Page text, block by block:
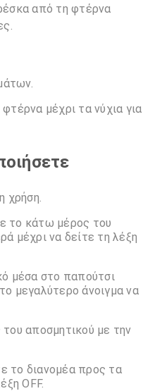
από τη φτέρνα
μέχρι τα νύχια για
χρήση.
το κάτω μέρος του
μέχρι να δείτε τη λέξη
μέσα στο παπούτσι
μεγαλύτερο άνοιγμα να
αποσμητικού με την
το διανομέα προς τα
OFF.